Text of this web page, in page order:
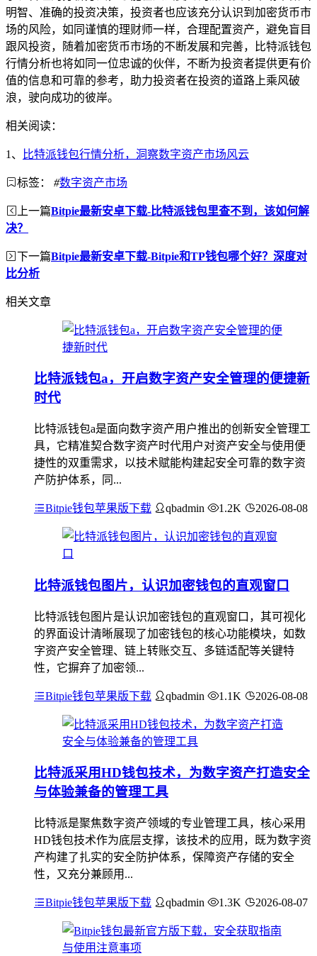
明智、准确的投资决策，投资者也应该充分认识到加密货币市
场的风险，如同谨慎的理财师一样，合理配置资产，避免盲目
跟风投资，随着加密货币市场的不断发展和完善，比特派钱包
行情分析也将如同一位忠诚的伙伴，不断为投资者提供更有价
值的信息和可靠的参考，助力投资者在投资的道路上乘风破
浪，驶向成功的彼岸。
相关阅读：
1、 比特派钱包行情分析，洞察数字资产市场风云
标签： #数字资产市场
上一篇Bitpie最新安卓下载-比特派钱包里查不到，该如何解
决？
下一篇Bitpie最新安卓下载-Bitpie和TP钱包哪个好？深度对
比分析
相关文章
比特派钱包a，开启数字资产安全管理的便捷新
时代
比特派钱包a是面向数字资产用户推出的创新安全管理工
具，它精准契合数字资产时代用户对资产安全与使用便
捷性的双重需求，以技术赋能构建起安全可靠的数字资
产防护体系，同...
Bitpie钱包苹果版下载 qbadmin 1.2K 2026-08-08
比特派钱包图片，认识加密钱包的直观窗口
比特派钱包图片是认识加密钱包的直观窗口，其可视化
的界面设计清晰展现了加密钱包的核心功能模块，如数
字资产安全管理、链上转账交互、多链适配等关键特
性，它摒弃了加密领...
Bitpie钱包苹果版下载 qbadmin 1.1K 2026-08-08
比特派采用HD钱包技术，为数字资产打造安全
与体验兼备的管理工具
比特派是聚焦数字资产领域的专业管理工具，核心采用
HD钱包技术作为底层支撑，该技术的应用，既为数字资
产构建了扎实的安全防护体系，保障资产存储的安全
性，又充分兼顾用...
Bitpie钱包苹果版下载 qbadmin 1.3K 2026-08-07